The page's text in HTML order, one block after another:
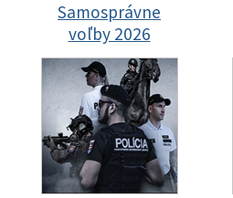
Samosprávne
voľby 2026